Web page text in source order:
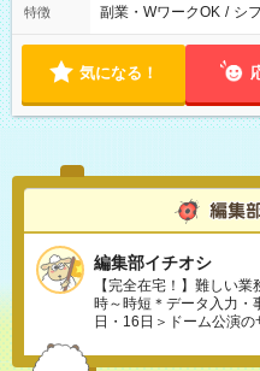
特徴 副業・WワークOK / シ
気になる！
編集部イチオシ
【完全在宅！】難しい
時～時短＊データ入力・
日・16日＞ドーム公演